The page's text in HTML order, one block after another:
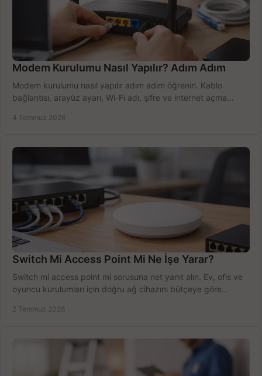
Modem Kurulumu Nasıl Yapılır? Adım Adım
Modem kurulumu nasıl yapılır adım adım öğrenin. Kablo
bağlantısı, arayüz ayarı, Wi-Fi adı, şifre ve internet açma
4 Temmuz 2026
Switch Mi Access Point Mi Ne İşe Yarar?
Switch mi access point mi sorusuna net yanıt alın. Ev, ofis ve
oyuncu kurulumları için doğru ağ cihazını bütçeye göre
2 Temmuz 2026